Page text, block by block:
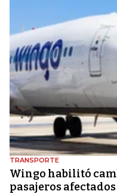
TRANSPORTE
Wingo habilitó
pasajeros